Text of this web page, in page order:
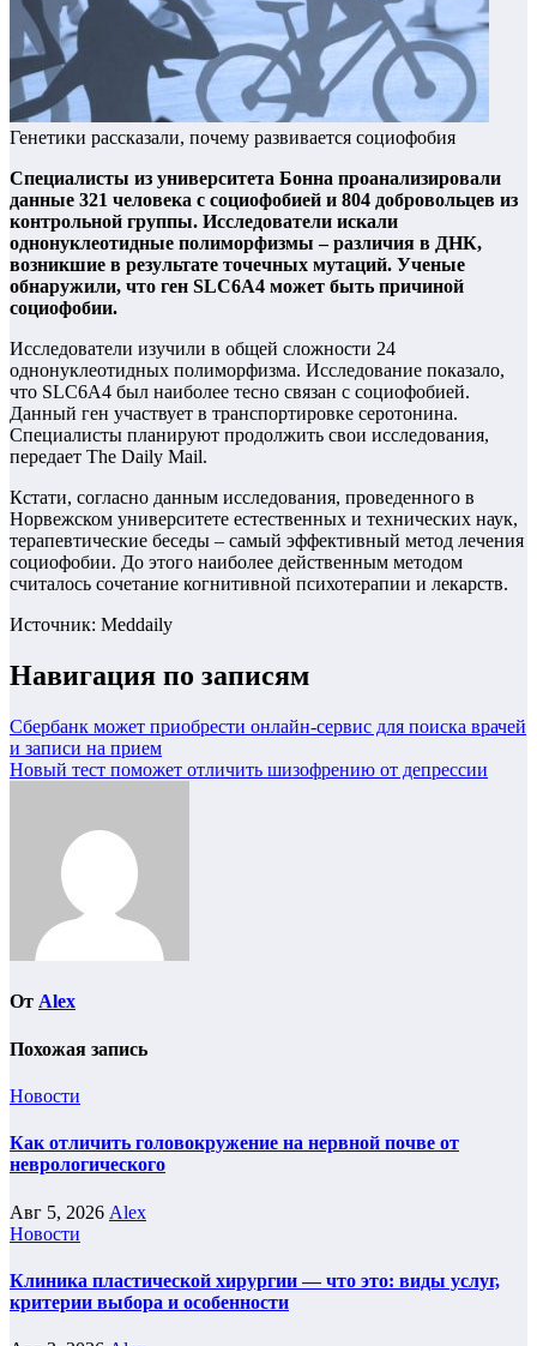
Генетики рассказали, почему развивается социофобия
Специалисты из университета Бонна проанализировали
данные 321 человека с социофобией и 804 добровольцев из
контрольной группы. Исследователи искали
однонуклеотидные полиморфизмы – различия в ДНК,
возникшие в результате точечных мутаций. Ученые
обнаружили, что ген SLC6A4 может быть причиной
социофобии.
Исследователи изучили в общей сложности 24
однонуклеотидных полиморфизма. Исследование показало,
что SLC6A4 был наиболее тесно связан с социофобией.
Данный ген участвует в транспортировке серотонина.
Специалисты планируют продолжить свои исследования,
передает The Daily Mail.
Кстати, согласно данным исследования, проведенного в
Норвежском университете естественных и технических наук,
терапевтические беседы – самый эффективный метод лечения
социофобии. До этого наиболее действенным методом
считалось сочетание когнитивной психотерапии и лекарств.
Источник: Meddaily
Навигация по записям
Сбербанк может приобрести онлайн-сервис для поиска врачей
и записи на прием
Новый тест поможет отличить шизофрению от депрессии
От Alex
Похожая запись
Новости
Как отличить головокружение на нервной почве от
неврологического
Авг 5, 2026 Alex
Новости
Клиника пластической хирургии — что это: виды услуг,
критерии выбора и особенности